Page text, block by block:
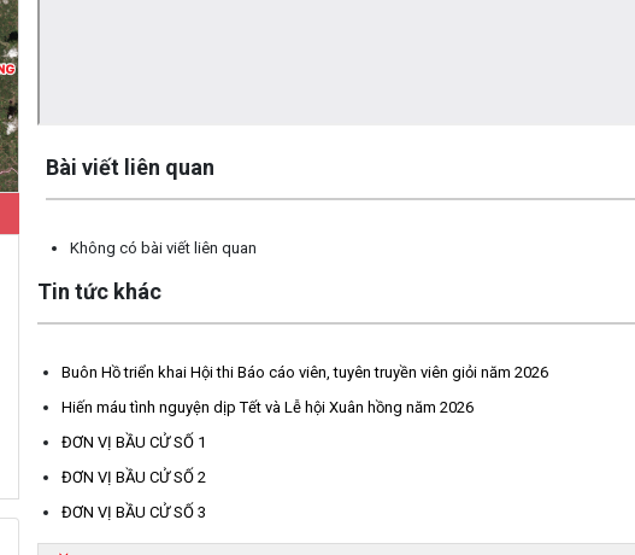
Bài viết liên quan
Không có bài viết liên quan
Tin tức khác
Buôn Hồ triển khai Hội thi Báo cáo viên, tuyên truyền viên giỏi năm 2026
Hiến máu tình nguyện dịp Tết và Lễ hội Xuân hồng năm 2026
ĐƠN VỊ BẦU CỬ SỐ 1
ĐƠN VỊ BẦU CỬ SỐ 2
ĐƠN VỊ BẦU CỬ SỐ 3